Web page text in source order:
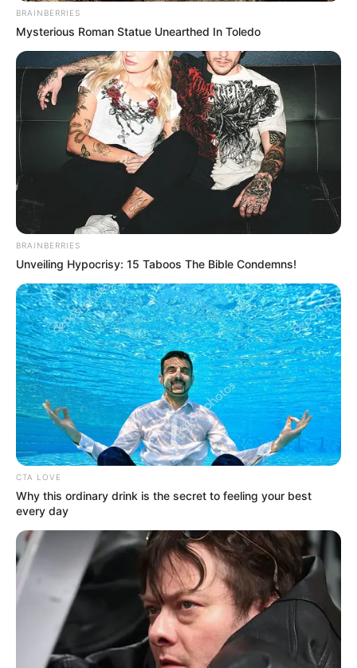
BRAINBERRIES
Mysterious Roman Statue Unearthed In Toledo
BRAINBERRIES
Unveiling Hypocrisy: 15 Taboos The Bible Condemns!
CTA LOVE
Why this ordinary drink is the secret to feeling your best
every day